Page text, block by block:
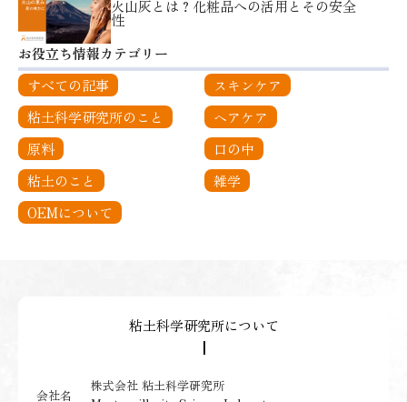
火山灰とは？化粧品への活用とその安全
性
お役立ち情報カテゴリー
すべての記事
スキンケア
粘土科学研究所のこと
ヘアケア
原料
口の中
粘土のこと
雑学
OEMについて
粘土科学研究所について
┃
会社名
株式会社 粘土科学研究所